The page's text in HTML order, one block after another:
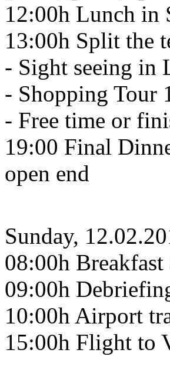
12:00h Lunch in
13:00h Split the
- Sight seeing in
- Shopping Tour
- Free time or
19:00 Final
open end
Sunday,
08:00h Breakfast
09:00h
10:00h Airport
15:00h Flight to